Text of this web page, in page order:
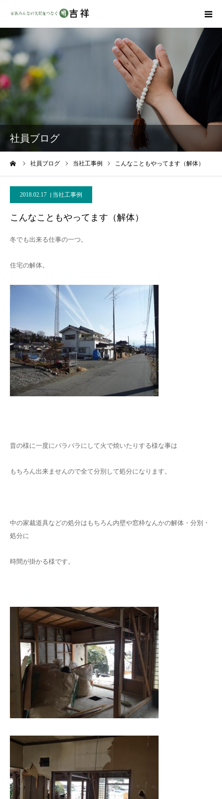
社員ブログ
社員ブログ 当社工事例 こんなこともやってます（解体）
2018.02.17 当社工事例
こんなこともやってます（解体）
冬でも出来る仕事の一つ。
住宅の解体。
昔の様に一度にバラバラにして火で焼いたりする様な事は
もちろん出来ませんので全て分別して処分になります。
中の家裁道具などの処分はもちろん内壁や窓枠なんかの解体・分別・
処分に
時間が掛かる様です。
商品ラインナップ
墓地・霊園を探す
吉祥の特徴